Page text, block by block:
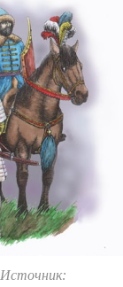
Источник: